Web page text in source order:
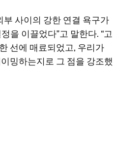
부 사이의 강한 연결 욕구가
을 이끌었다”고 말한다. “고
선에 매료되었고, 우리가
밍하는지로 그 점을 강조했